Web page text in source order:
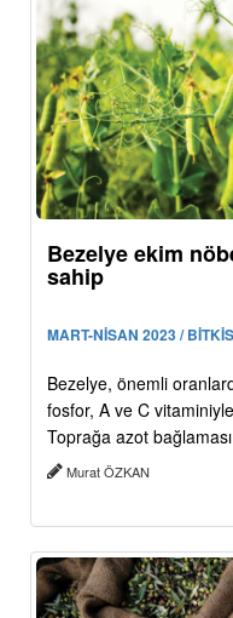
Bezelye ekim
sahip
MART-NİSAN 2023 /
Bezelye, önemli
fosfor, A ve C
Toprağa azot
Murat ÖZKAN